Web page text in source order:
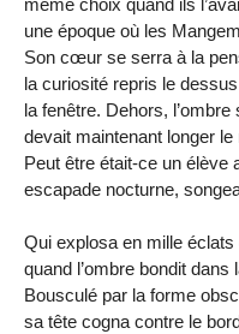
une époque où les
Son cœur se serra à la
la curiosité repris le
la fenêtre. Dehors,
devait maintenant longer le
Peut être était-ce un élève
escapade nocturne,
Qui explosa en mille
quand l’ombre bondit dans
Bousculé par la forme
sa tête cogna contre le